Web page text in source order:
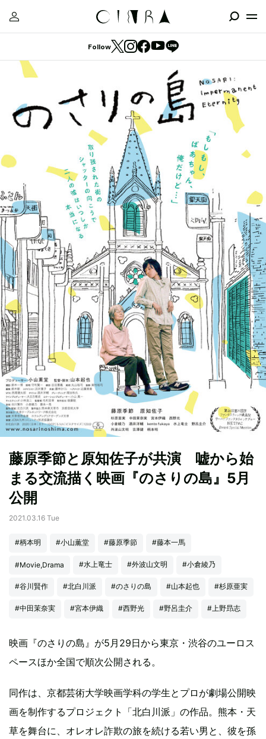
Follow
藤原季節と原知佐子が共演 嘘から始
まる交流描く映画『のさりの島』5月
公開
2021.03.16 Tue
#柄本明 #小山薫堂 #藤原季節 #藤本一馬
#Movie,Drama #水上竜士 #外波山文明 #小倉綾乃
#谷川賢作 #北白川派 #のさりの島 #山本起也 #杉原亜実
#中田茉奈実 #宮本伊織 #西野光 #野呂圭介 #上野昻志
映画『のさりの島』が5月29日から東京・渋谷のユーロス
ペースほか全国で順次公開される。
同作は、京都芸術大学映画学科の学生とプロが劇場公開映
画を制作するプロジェクト「北白川派」の作品。熊本・天
草を舞台に、オレオレ詐欺の旅を続ける若い男と、彼を孫